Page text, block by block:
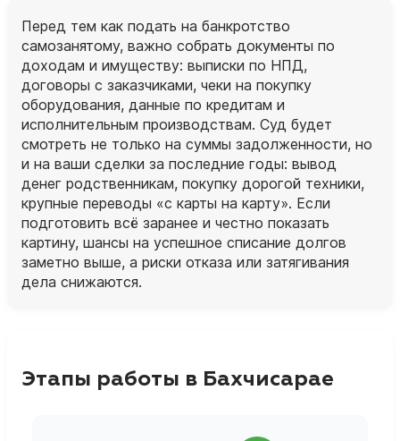
Перед тем как подать на банкротство
самозанятому, важно собрать документы по
доходам и имуществу: выписки по НПД,
договоры с заказчиками, чеки на покупку
оборудования, данные по кредитам и
исполнительным производствам. Суд будет
смотреть не только на суммы задолженности, но
и на ваши сделки за последние годы: вывод
денег родственникам, покупку дорогой техники,
крупные переводы «с карты на карту». Если
подготовить всё заранее и честно показать
картину, шансы на успешное списание долгов
заметно выше, а риски отказа или затягивания
дела снижаются.​
Этапы работы в Бахчисарае